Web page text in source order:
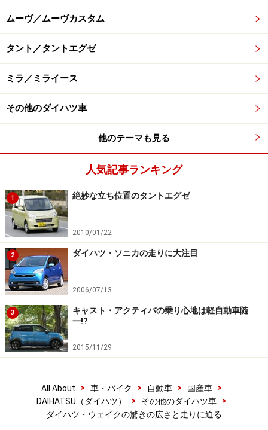
せそうなムードが漂うのは同じかもしれない。
※記事内容は執筆時点のものです。最新の内容をご確認くださ
い。
ムーヴ／ムーヴカスタム
タント／タントエグゼ
ミラ／ミライース
その他のダイハツ車
他のテーマも見る
人気記事ランキング
1 絶妙な立ち位置のタントエグゼ
2010/01/22
2 ダイハツ・ソニカの走りに大注目
2006/07/13
3
キャスト・アクティバの乗り心地は軽自動車随
一!?
2015/11/29
All About > 車・バイク > 自動車 > 国産車
>
DAIHATSU（ダイハツ）
> その他のダイハツ車
>
ダイハツ・ウェイクの驚きの広さと走りに迫る